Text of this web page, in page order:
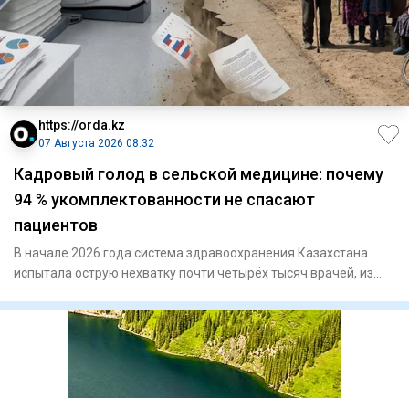
https://orda.kz
07 Августа 2026 08:32
Кадровый голод в сельской медицине: почему
94 % укомплектованности не спасают
пациентов
В начале 2026 года система здравоохранения Казахстана
испытала острую нехватку почти четырёх тысяч врачей, из